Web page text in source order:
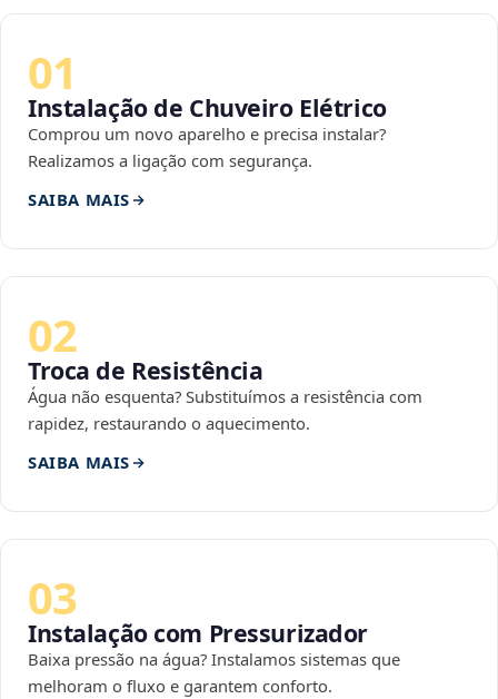
01
Instalação de Chuveiro Elétrico
Comprou um novo aparelho e precisa instalar?
Realizamos a ligação com segurança.
SAIBA MAIS
02
Troca de Resistência
Água não esquenta? Substituímos a resistência com
rapidez, restaurando o aquecimento.
SAIBA MAIS
03
Instalação com Pressurizador
Baixa pressão na água? Instalamos sistemas que
melhoram o fluxo e garantem conforto.